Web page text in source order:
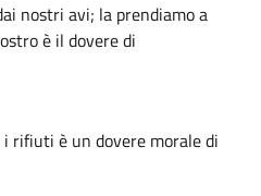
nostri avi; la prendiamo a
è il dovere di
rifiuti è un dovere morale di